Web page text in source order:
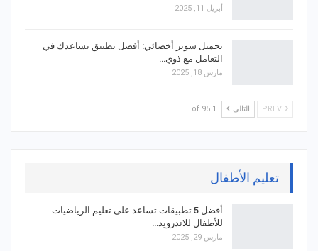
أبريل 11, 2025
تحميل سوبر أخصائي: أفضل تطبيق يساعدك في
التعامل مع ذوي…
مارس 18, 2025
التالي 1 of 95
تعليم الأطفال
أفضل 5 تطبيقات تساعد على تعليم الرياضيات
للأطفال للاندرويد…
مارس 29, 2025